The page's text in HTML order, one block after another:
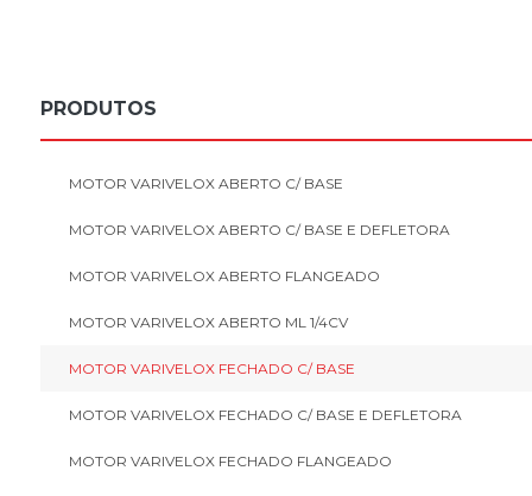
PRODUTOS
MOTOR VARIVELOX ABERTO C/ BASE
MOTOR VARIVELOX ABERTO C/ BASE E DEFLETORA
MOTOR VARIVELOX ABERTO FLANGEADO
MOTOR VARIVELOX ABERTO ML 1/4CV
MOTOR VARIVELOX FECHADO C/ BASE
MOTOR VARIVELOX FECHADO C/ BASE E DEFLETORA
MOTOR VARIVELOX FECHADO FLANGEADO